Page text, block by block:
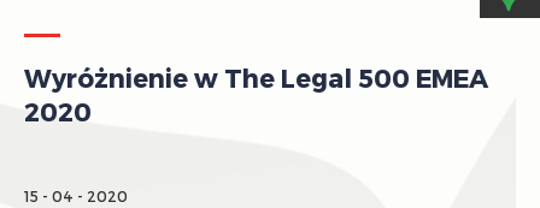
Wyróżnienie w The Legal 500 EMEA
2020
15 - 04 - 2020